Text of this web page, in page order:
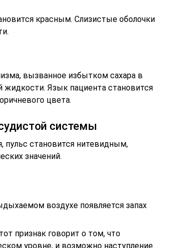
красным. Слизистые оболочки
вызванное избытком сахара в
жидкости. Язык пациента становится
цвета.
системы
пульс становится нитевидным,
значений.
воздухе появляется запах
признак говорит о том, что
уровне, и возможно наступление